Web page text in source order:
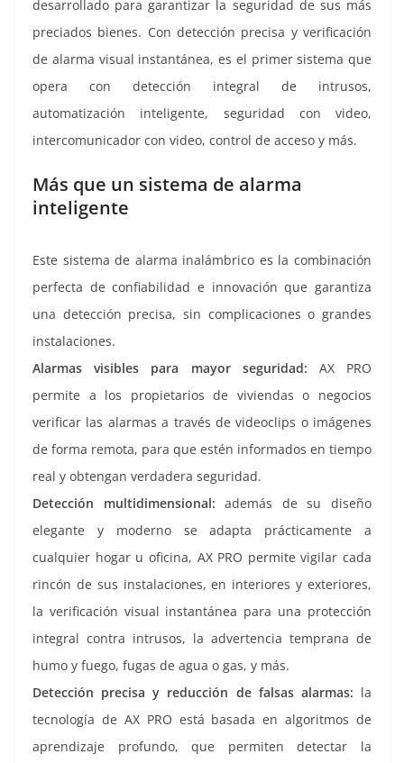
desarrollado para garantizar la seguridad de sus más
preciados bienes. Con detección precisa y verificación
de alarma visual instantánea, es el primer sistema que
opera con detección integral de intrusos,
automatización inteligente, seguridad con video,
intercomunicador con video, control de acceso y más.
Más que un sistema de alarma
inteligente
Este sistema de alarma inalámbrico es la combinación
perfecta de confiabilidad e innovación que garantiza
una detección precisa, sin complicaciones o grandes
instalaciones.
Alarmas visibles para mayor seguridad: AX PRO
permite a los propietarios de viviendas o negocios
verificar las alarmas a través de videoclips o imágenes
de forma remota, para que estén informados en tiempo
real y obtengan verdadera seguridad.
Detección multidimensional: además de su diseño
elegante y moderno se adapta prácticamente a
cualquier hogar u oficina, AX PRO permite vigilar cada
rincón de sus instalaciones, en interiores y exteriores,
la verificación visual instantánea para una protección
integral contra intrusos, la advertencia temprana de
humo y fuego, fugas de agua o gas, y más.
Detección precisa y reducción de falsas alarmas: la
tecnología de AX PRO está basada en algoritmos de
aprendizaje profundo, que permiten detectar la